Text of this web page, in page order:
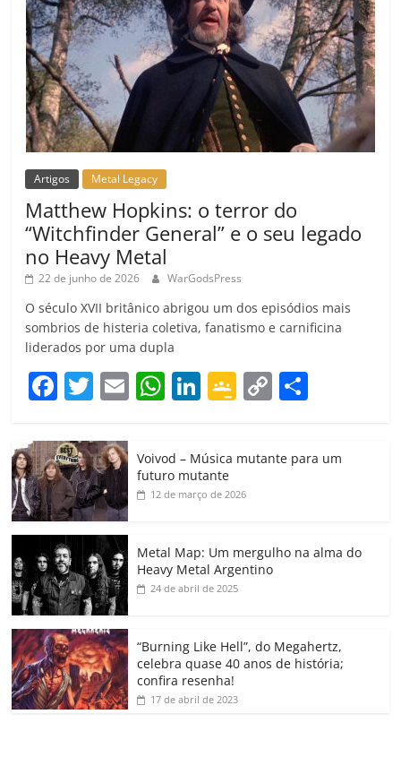
Artigos Metal Legacy
Matthew Hopkins: o terror do
“Witchfinder General” e o seu legado
no Heavy Metal
22 de junho de 2026 WarGodsPress
O século XVII britânico abrigou um dos episódios mais
sombrios de histeria coletiva, fanatismo e carnificina
liderados por uma dupla
F
c
e
b
o
o
k
T
itt
er
E
ai
W
at
s
A
p
Li
k
e
dI
G
gl
e
a
ss
o
m
C
y
k
p
h
Voivod – Música mutante para um
futuro mutante
12 de março de 2026
Metal Map: Um mergulho na alma do
Heavy Metal Argentino
24 de abril de 2025
“Burning Like Hell”, do Megahertz,
celebra quase 40 anos de história;
confira resenha!
17 de abril de 2023